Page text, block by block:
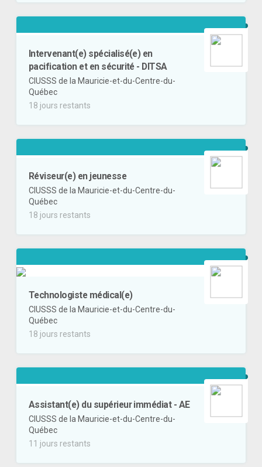
Intervenant(e) spécialisé(e) en
pacification et en sécurité - DITSA
CIUSSS de la Mauricie-et-du-Centre-du-
Québec
18 jours restants
Réviseur(e) en jeunesse
CIUSSS de la Mauricie-et-du-Centre-du-
Québec
18 jours restants
Technologiste médical(e)
CIUSSS de la Mauricie-et-du-Centre-du-
Québec
18 jours restants
Assistant(e) du supérieur immédiat - AE
CIUSSS de la Mauricie-et-du-Centre-du-
Québec
11 jours restants